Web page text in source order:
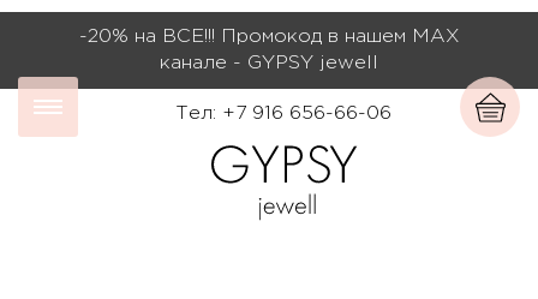
-20% на ВСЕ!!! Промокод в нашем МАХ
канале - GYPSY jewell
Тел: +7 916 656-66-06